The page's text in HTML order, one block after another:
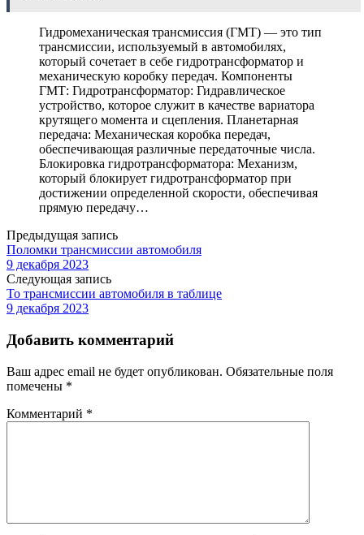
Гидромеханическая трансмиссия (ГМТ) — это тип
трансмиссии, используемый в автомобилях,
который сочетает в себе гидротрансформатор и
механическую коробку передач. Компоненты
ГМТ: Гидротрансформатор: Гидравлическое
устройство, которое служит в качестве вариатора
крутящего момента и сцепления. Планетарная
передача: Механическая коробка передач,
обеспечивающая различные передаточные числа.
Блокировка гидротрансформатора: Механизм,
который блокирует гидротрансформатор при
достижении определенной скорости, обеспечивая
прямую передачу…
Предыдущая запись
Поломки трансмиссии автомобиля
9 декабря 2023
Следующая запись
То трансмиссии автомобиля в таблице
9 декабря 2023
Добавить комментарий
Ваш адрес email не будет опубликован. Обязательные поля
помечены *
Комментарий *